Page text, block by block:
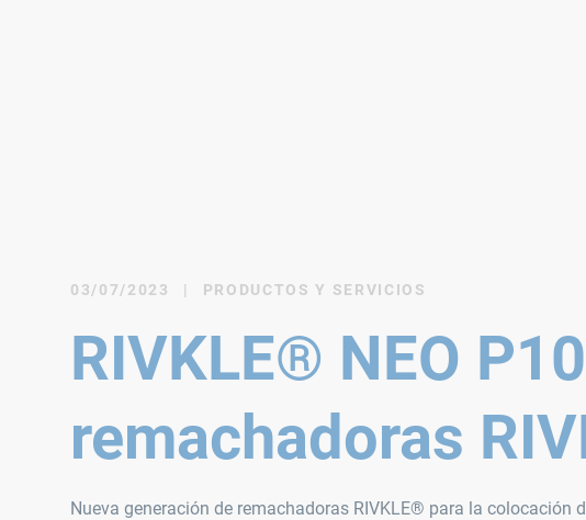
03/07/2023 | PRODUCTOS Y SERVICIOS
RIVKLE® NEO
remachadoras
Nueva generación de remachadoras RIVKLE® para la colocación